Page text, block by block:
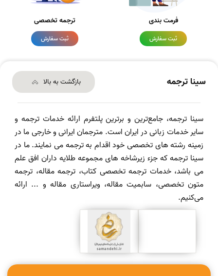
فرمت بندی
ثبت سفارش
ترجمه تخصصی
ثبت سفارش
سینا ترجمه بازگشت به بالا
سینا ترجمه، جامع‌ترین و برترین پلتفرم ارائه خدمات ترجمه و
سایر خدمات زبانی در ایران است. مترجمان ایرانی و خارجی ما در
زمینه رشته های تخصصی خود اقدام به ترجمه می نمایند. ما در
سینا ترجمه که جزء زیرشاخه های مجموعه طلایه داران افق علم
می باشد، خدمات ترجمه تخصصی کتاب، ترجمه مقاله، ترجمه
متون تخصصی، سابمیت مقاله، ویراستاری مقاله و ... ارائه
می‌کنیم.